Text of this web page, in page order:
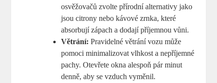
osvěžovačů zvolte přírodní alternativy jako
jsou citrony nebo kávové zrnka, které
absorbují zápach a dodají příjemnou vůni.
Větrání: Pravidelné větrání vozu může
pomoci minimalizovat vlhkost a nepříjemné
pachy. Otevřete okna alespoň pár minut
denně, aby se vzduch vyměnil.